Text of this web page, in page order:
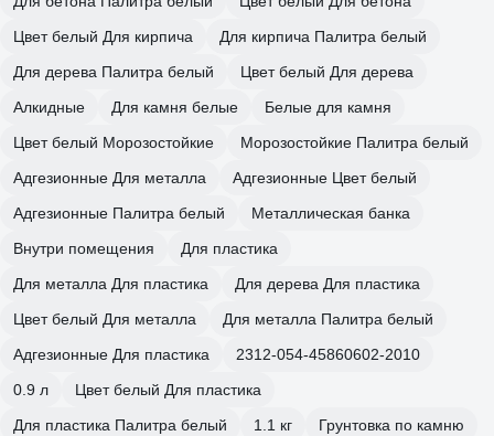
Цвет белый Для кирпича
Для кирпича Палитра белый
Для дерева Палитра белый
Цвет белый Для дерева
Алкидные
Для камня белые
Белые для камня
Цвет белый Морозостойкие
Морозостойкие Палитра белый
Адгезионные Для металла
Адгезионные Цвет белый
Адгезионные Палитра белый
Металлическая банка
Внутри помещения
Для пластика
Для металла Для пластика
Для дерева Для пластика
Цвет белый Для металла
Для металла Палитра белый
Адгезионные Для пластика
2312-054-45860602-2010
0.9 л
Цвет белый Для пластика
Для пластика Палитра белый
1.1 кг
Грунтовка по камню